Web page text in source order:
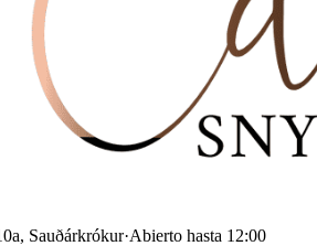
Sauðárkrókur·Abierto hasta 12:00